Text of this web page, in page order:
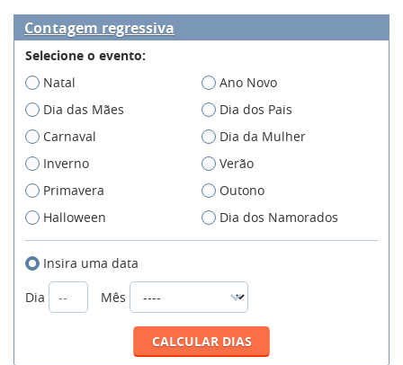
Contagem regressiva
Selecione o evento:
Natal
Ano Novo
Dia das Mães
Dia dos Pais
Carnaval
Dia da Mulher
Inverno
Verão
Primavera
Outono
Halloween
Dia dos Namorados
Insira uma data
Dia
Mês